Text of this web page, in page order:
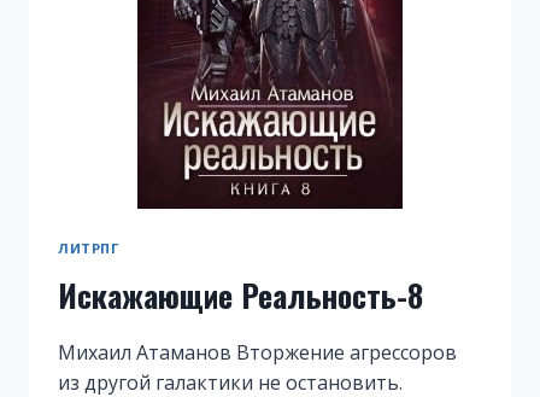
ЛИТРПГ
Искажающие Реальность-8
Михаил Атаманов Вторжение агрессоров
из другой галактики не остановить.